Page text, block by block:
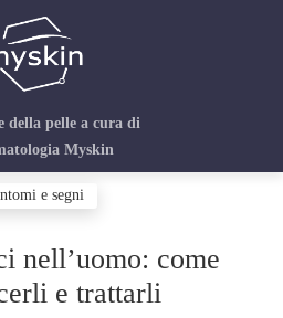
della pelle a cura di
Myskin
e segni
nell’uomo: come
e trattarli